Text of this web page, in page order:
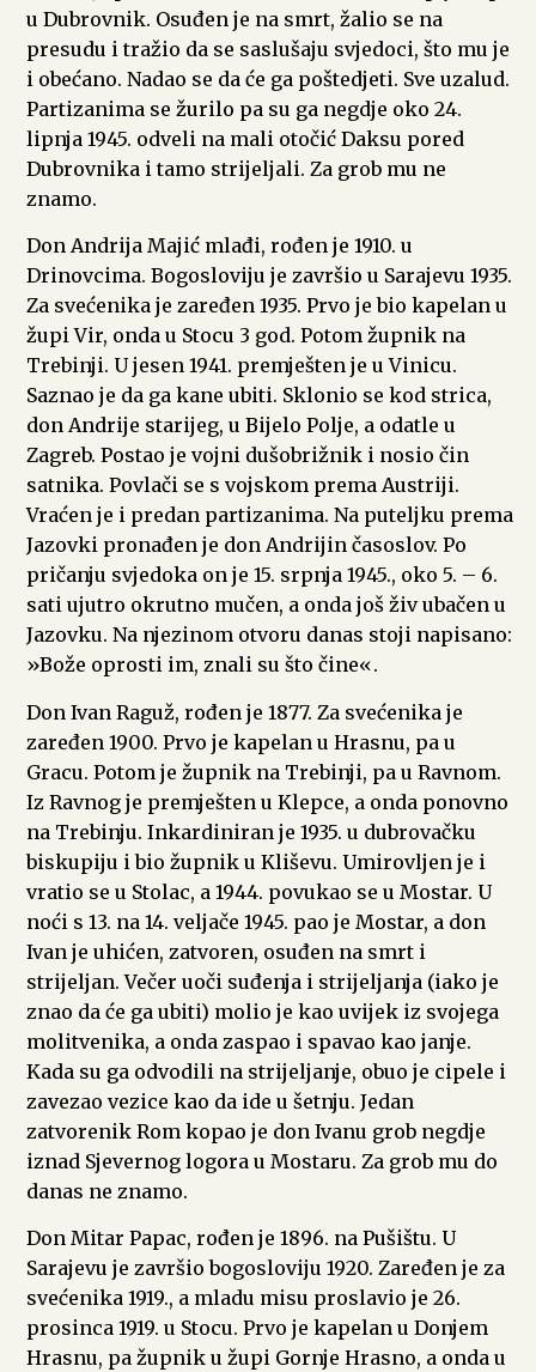
u Dubrovnik. Osuđen je na smrt, žalio se na
presudu i tražio da se saslušaju svjedoci, što mu je
i obećano. Nadao se da će ga poštedjeti. Sve uzalud.
Partizanima se žurilo pa su ga negdje oko 24.
lipnja 1945. odveli na mali otočić Daksu pored
Dubrovnika i tamo strijeljali. Za grob mu ne
znamo.
Don Andrija Majić mlađi, rođen je 1910. u
Drinovcima. Bogosloviju je završio u Sarajevu 1935.
Za svećenika je zaređen 1935. Prvo je bio kapelan u
župi Vir, onda u Stocu 3 god. Potom župnik na
Trebinji. U jesen 1941. premješten je u Vinicu.
Saznao je da ga kane ubiti. Sklonio se kod strica,
don Andrije starijeg, u Bijelo Polje, a odatle u
Zagreb. Postao je vojni dušobrižnik i nosio čin
satnika. Povlači se s vojskom prema Austriji.
Vraćen je i predan partizanima. Na puteljku prema
Jazovki pronađen je don Andrijin časoslov. Po
pričanju svjedoka on je 15. srpnja 1945., oko 5. – 6.
sati ujutro okrutno mučen, a onda još živ ubačen u
Jazovku. Na njezinom otvoru danas stoji napisano:
»Bože oprosti im, znali su što čine«.
Don Ivan Raguž, rođen je 1877. Za svećenika je
zaređen 1900. Prvo je kapelan u Hrasnu, pa u
Gracu. Potom je župnik na Trebinji, pa u Ravnom.
Iz Ravnog je premješten u Klepce, a onda ponovno
na Trebinju. Inkardiniran je 1935. u dubrovačku
biskupiju i bio župnik u Kliševu. Umirovljen je i
vratio se u Stolac, a 1944. povukao se u Mostar. U
noći s 13. na 14. veljače 1945. pao je Mostar, a don
Ivan je uhićen, zatvoren, osuđen na smrt i
strijeljan. Večer uoči suđenja i strijeljanja (iako je
znao da će ga ubiti) molio je kao uvijek iz svojega
molitvenika, a onda zaspao i spavao kao janje.
Kada su ga odvodili na strijeljanje, obuo je cipele i
zavezao vezice kao da ide u šetnju. Jedan
zatvorenik Rom kopao je don Ivanu grob negdje
iznad Sjevernog logora u Mostaru. Za grob mu do
danas ne znamo.
Don Mitar Papac, rođen je 1896. na Pušištu. U
Sarajevu je završio bogosloviju 1920. Zaređen je za
svećenika 1919., a mladu misu proslavio je 26.
prosinca 1919. u Stocu. Prvo je kapelan u Donjem
Hrasnu, pa župnik u župi Gornje Hrasno, a onda u